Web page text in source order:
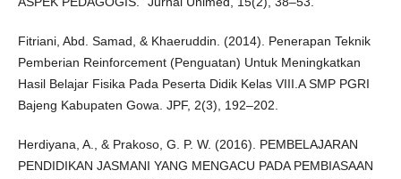
Fitriani, Abd. Samad, & Khaeruddin. (2014). Penerapan Teknik
Pemberian Reinforcement (Penguatan) Untuk Meningkatkan
Hasil Belajar Fisika Pada Peserta Didik Kelas VIII.A SMP PGRI
Bajeng Kabupaten Gowa. JPF, 2(3), 192–202.
Herdiyana, A., & Prakoso, G. P. W. (2016). PEMBELAJARAN
PENDIDIKAN JASMANI YANG MENGACU PADA PEMBIASAAN